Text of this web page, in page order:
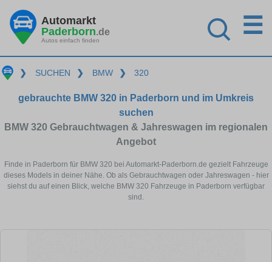
Automarkt
Paderborn.de
Autos einfach finden
☰
❯ SUCHEN ❯ BMW ❯ 320
gebrauchte BMW 320 in Paderborn und im Umkreis
suchen
BMW 320 Gebrauchtwagen & Jahreswagen im regionalen
Angebot
Finde in Paderborn für BMW 320 bei Automarkt-Paderborn.de gezielt Fahrzeuge
dieses Models in deiner Nähe. Ob als Gebrauchtwagen oder Jahreswagen - hier
siehst du auf einen Blick, welche BMW 320 Fahrzeuge in Paderborn verfügbar
sind.